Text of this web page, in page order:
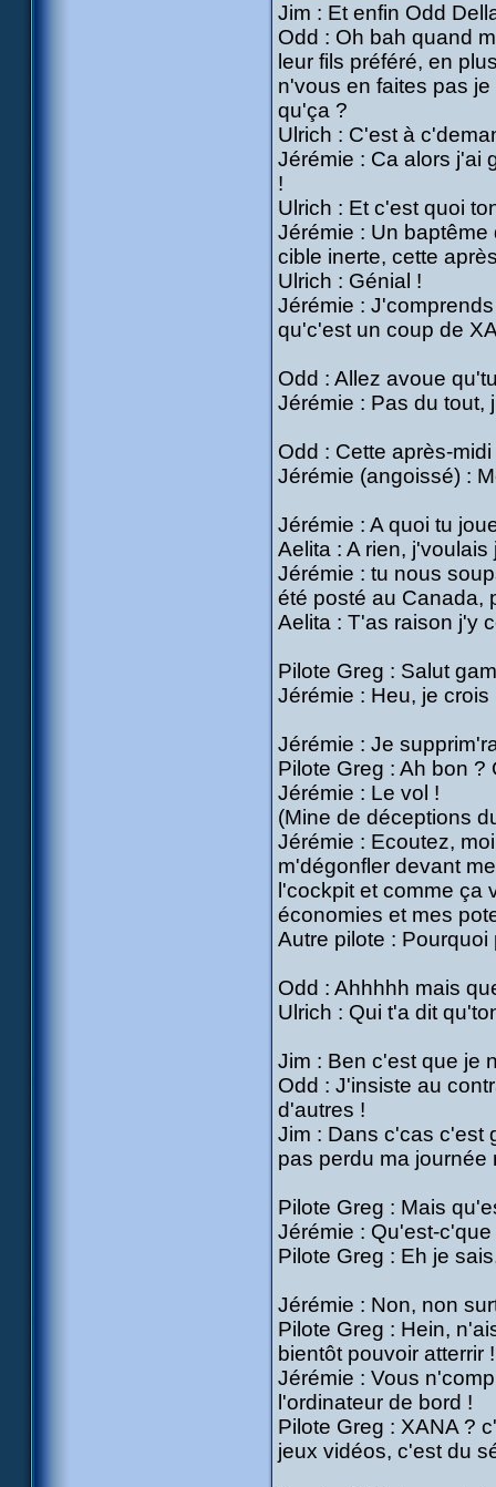
Jim : Et enfin Odd
Odd : Oh bah quand
leur fils préféré, en
n'vous en faites pas
qu'ça ?
Ulrich : C'est à
Jérémie : Ca alors j'ai
!
Ulrich : Et c'est quoi
Jérémie : Un
cible inerte, cette
Ulrich : Génial !
Jérémie :
qu'c'est un coup de
Odd : Allez avoue
Jérémie : Pas du tout,
Odd : Cette après-
Jérémie (angoissé) :
Jérémie : A quoi tu
Aelita : A rien,
Jérémie : tu nous
été posté au Canada,
Aelita : T'as raison j'y
Pilote Greg : Salut
Jérémie : Heu, je crois
Jérémie : Je
Pilote Greg : Ah bon ?
Jérémie : Le vol !
(Mine de déceptions
Jérémie : Ecoutez,
m'dégonfler devant
l'cockpit et comme ça
économies et mes
Autre pilote : Pourquoi
Odd : Ahhhhh mais
Ulrich : Qui t'a dit
Jim : Ben c'est que je
Odd : J'insiste au
d'autres !
Jim : Dans c'cas c'est
pas perdu ma journée
Pilote Greg : Mais
Jérémie : Qu'est-
Pilote Greg : Eh je
Jérémie : Non, non
Pilote Greg : Hein,
bientôt pouvoir atterrir !
Jérémie : Vous
l'ordinateur de bord !
Pilote Greg : XANA ?
jeux vidéos, c'est du